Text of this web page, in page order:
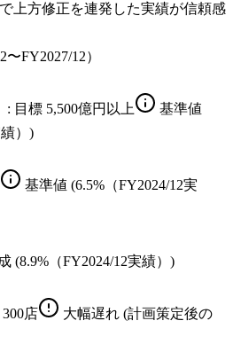
上方修正を連発した実績が信頼感
FY2027/12）
: 目標 5,500億円以上
基準値
）)
基準値 (6.5%（FY2024/12実
(8.9%（FY2024/12実績）)
300店 大幅遅れ (計画策定後の